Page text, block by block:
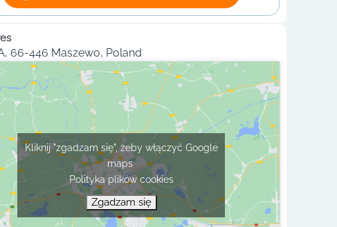
66-446 Maszewo, Poland
Kliknij "zgadzam się", żeby włączyć Google
maps
Polityka plików cookies
Zgadzam się